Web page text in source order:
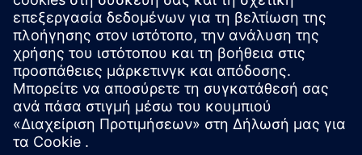
Θα θέλατε να προγραμματίσετε ένα ραντεβού
ή έχετε οποιεσδήποτε ερωτήσεις?
Παρακαλούμε επικοινωνήστε μαζί μας απευθείας.
στην ευχάριστη θέση να βοηθήσουμε.